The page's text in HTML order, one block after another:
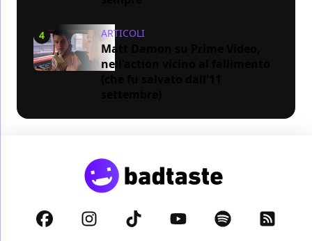
4 ARTICOLI
Matt Damon su Prime Video,
nell'action vicino al fallimento